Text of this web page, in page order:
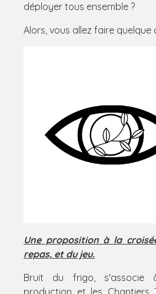
déployer tous ensemble ?
Alors, vous allez faire quelque
Une proposition à la
repas, et du jeu.
Bruit du frigo, s'associe
production et les Chantiers